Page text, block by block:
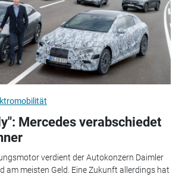
Mercedes verabschiedet
verdient der Autokonzern Daimler
am meisten Geld. Eine Zukunft allerdings hat